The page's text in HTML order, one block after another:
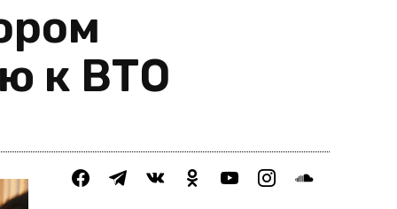
к ВТО
facebooktelegramvkontakteodnoklassniki
youtubeinstagramsoundcloud